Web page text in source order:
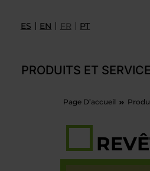
ES EN FR PT
PRODUITS ET
Page D’accueil